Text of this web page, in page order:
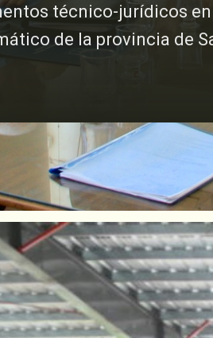
técnico-jurídicos
de la provincia de
la Cooperativa
presentaron ante las
y Tecnologíay del
de Cooperación
Social
Educativa”.